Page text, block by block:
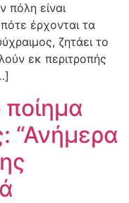
πόλη είναι
έρχονται τα
ζητάει το
εκ περιτροπής
ποίημα
“Ανήμερα